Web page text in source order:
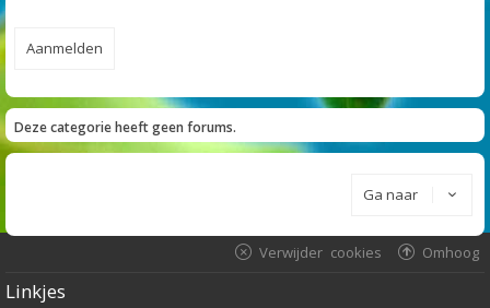
Deze categorie heeft geen forums.
Ga naar
Omhoog
Verwijder cookies
Linkjes